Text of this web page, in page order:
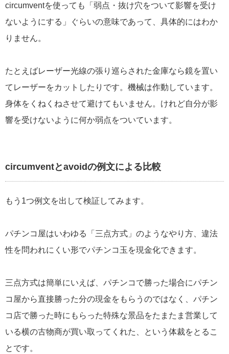
circumventを使っても「弱点・抜け穴をついて影響を受け
ないようにする」ぐらいの意味であって、具体的にはわか
りません。
たとえばレーザー光線の張り巡らされた金庫なら鏡を置い
てレーザーをカットしたりです。機械は作動しています。
身体をくねくねさせて避けてもいません。けれど自分が影
響を受けないように何か弱点をついています。
circumventとavoidの例文による比較
もう1つ例文を出して検証してみます。
パチンコ屋はいわゆる「三点方式」のようなやり方、違法
性を問われにくい形でパチンコ玉を現金化できます。
三点方式は簡単にいえば、パチンコで勝った場合にパチン
コ屋から直接勝った分の現金をもらうのではなく、パチン
コ店で勝った時にもらった特殊な景品をたまたま営業して
いる横の古物商が買い取ってくれた、という体裁をとるこ
とです。